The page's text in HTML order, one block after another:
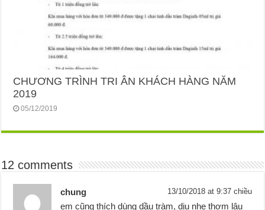
CHƯƠNG TRÌNH TRI ÂN KHÁCH HÀNG NĂM
2019
05/12/2019
12 comments
chung 13/10/2018 at 9:37 chiều
em cũng thích dùng dầu tràm, dịu nhẹ thơm lâu